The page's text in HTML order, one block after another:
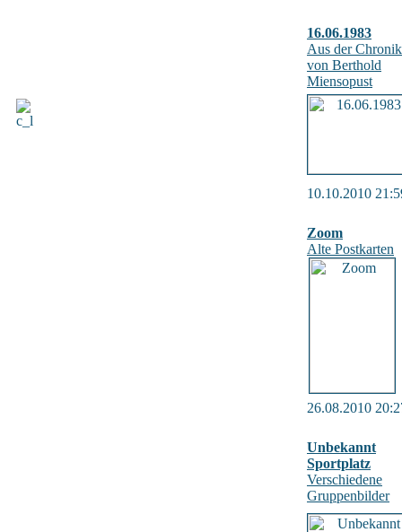
16.06.1983
Aus der Chronik
von Berthold
Miensopust
10.10.2010
Zoom
Alte Postkarten
26.08.2010
Unbekannt
Sportplatz
Verschiedene
Gruppenbilder